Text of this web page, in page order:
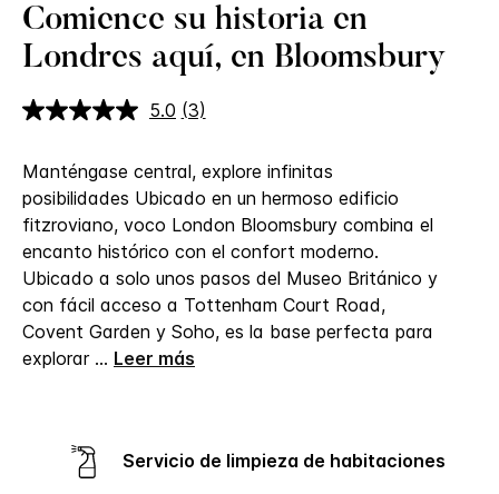
Comience su historia en
Londres aquí, en Bloomsbury
5.0 Lea
Enlace
en
la
misma
página.
(3)
Manténgase central, explore infinitas
posibilidades Ubicado en un hermoso edificio
fitzroviano, voco London Bloomsbury combina el
encanto histórico con el confort moderno.
Ubicado a solo unos pasos del Museo Británico y
con fácil acceso a Tottenham Court Road,
Covent Garden y Soho, es la base perfecta para
explorar ... Leer más
Servicio de limpieza de habitaciones